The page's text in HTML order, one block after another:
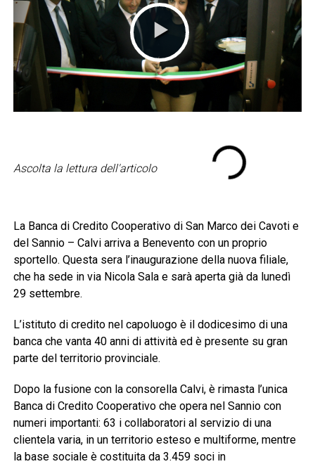
Ascolta la lettura dell'articolo
La Banca di Credito Cooperativo di San Marco dei Cavoti e
del Sannio – Calvi arriva a Benevento con un proprio
sportello. Questa sera l’inaugurazione della nuova filiale,
che ha sede in via Nicola Sala e sarà aperta già da lunedì
29 settembre.
L’istituto di credito nel capoluogo è il dodicesimo di una
banca che vanta 40 anni di attività ed è presente su gran
parte del territorio provinciale.
Dopo la fusione con la consorella Calvi, è rimasta l’unica
Banca di Credito Cooperativo che opera nel Sannio con
numeri importanti: 63 i collaboratori al servizio di una
clientela varia, in un territorio esteso e multiforme, mentre
la base sociale è costituita da 3.459 soci in